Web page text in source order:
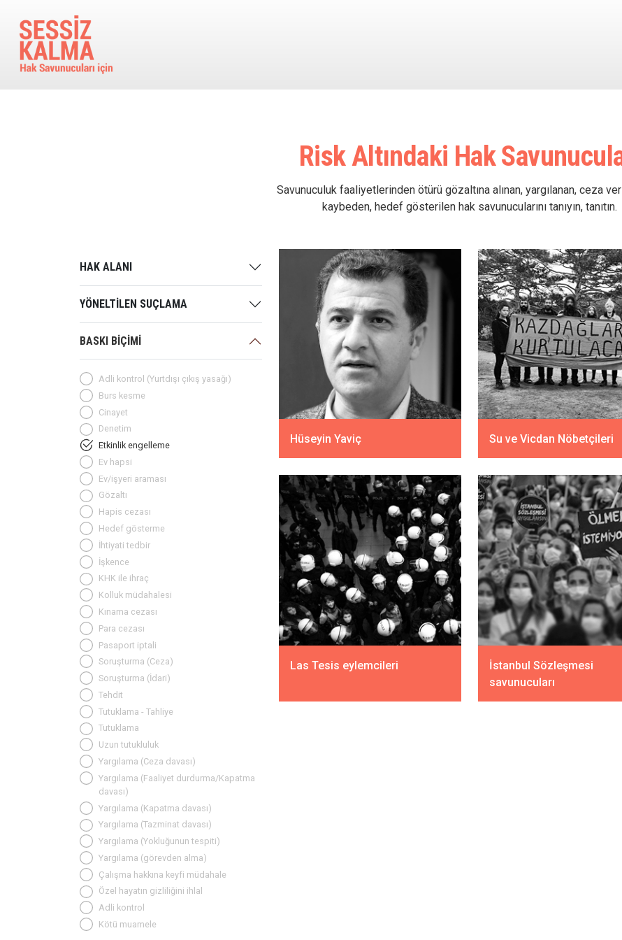
Risk Altındaki Hak
Savunuculuk faaliyetlerinden ötürü gözaltına alınan, yargılanan, ceza
kaybeden, hedef gösterilen hak savunucularını tanıyın, tanıtın.
HAK ALANI
YÖNELTİLEN SUÇLAMA
BASKI BİÇİMİ
Adli kontrol (Yurtdışı çıkış yasağı)
Burs kesme
Cinayet
Denetim
Etkinlik engelleme
Ev hapsi
Ev/işyeri araması
Gözaltı
Hapis cezası
Hedef gösterme
İhtiyati tedbir
İşkence
KHK ile ihraç
Kolluk müdahalesi
Kınama cezası
Para cezası
Pasaport iptali
Soruşturma (Ceza)
Soruşturma (İdari)
Tehdit
Tutuklama - Tahliye
Tutuklama
Uzun tutukluluk
Yargılama (Ceza davası)
Yargılama (Faaliyet durdurma/Kapatma
davası)
Yargılama (Kapatma davası)
Yargılama (Tazminat davası)
Yargılama (Yokluğunun tespiti)
Yargılama (görevden alma)
Çalışma hakkına keyfi müdahale
Özel hayatın gizliliğini ihlal
Adli kontrol
Kötü muamele
Hüseyin Yaviç Su ve Vicdan Nöbetçileri
Las Tesis eylemcileri
İstanbul Sözleşmesi
savunucuları